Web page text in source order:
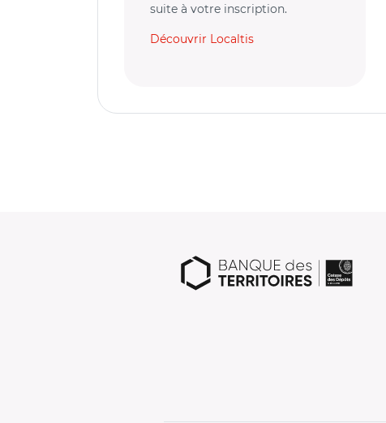
suite à votre inscription.
Découvrir Localtis